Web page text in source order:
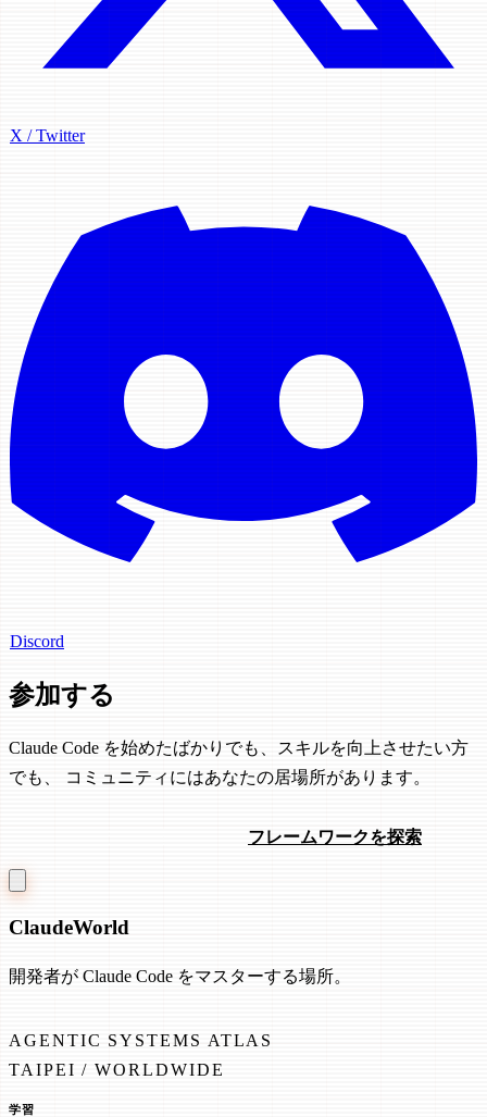
X / Twitter
Discord
参加する
Claude Code を始めたばかりでも、スキルを向上させたい方
でも、 コミュニティにはあなたの居場所があります。
フレームワークを探索
ClaudeWorld
開発者が Claude Code をマスターする場所。
AGENTIC SYSTEMS ATLAS
TAIPEI / WORLDWIDE
学習